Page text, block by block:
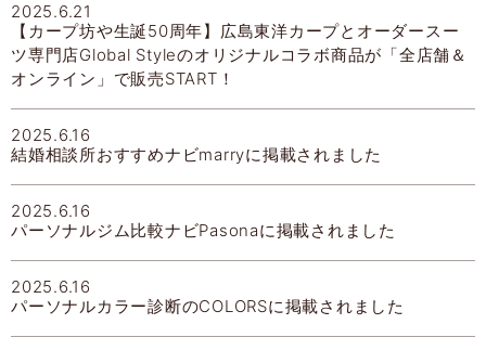
2025.6.21
【カープ坊や生誕50周年】広島東洋カープとオーダースー
ツ専門店Global Styleのオリジナルコラボ商品が「全店舗＆
オンライン」で販売START！
2025.6.16
結婚相談所おすすめナビmarryに掲載されました
2025.6.16
パーソナルジム比較ナビPasonaに掲載されました
2025.6.16
パーソナルカラー診断のCOLORSに掲載されました